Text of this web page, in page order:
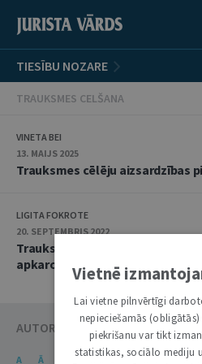
TIESĪBU NOZARE
TRAUKSMES CELŠANA
VINETA BEI
13. MAIJS 2025
Trauksmes cēlēju aizsardzības
LIGITA FOKROTE
20. SEPTEMBRIS 2022
Trauksmes celšana Korupcijas
apkarošanas birojā kā
AUTORU KATALOGS
A Ā C Č D E Ē F
Vietnē
Lai vietne pilnvērtīgi
nepieciešamās (obligātās)
piekrišanu var tikt
statistikas, sociālo mediju